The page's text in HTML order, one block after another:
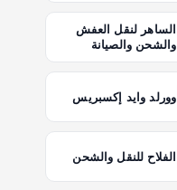
الساهر لنقل العفش
والشحن والصيانة
وورلد وايد إكسبريس
الفلاح للنقل والشحن